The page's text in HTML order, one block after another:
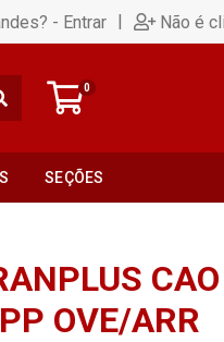
- Entrar | Não é
0
SEÇÕES
OVE/ARR